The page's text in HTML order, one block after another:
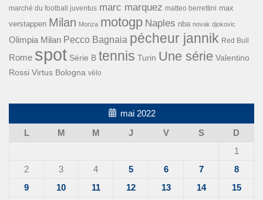
marché du football juventus marc marquez matteo berrettini max
verstappen Milan Monza motogp Naples nba novak djokovic
Olimpia Milan Pecco Bagnaia pécheur jannik Red Bull
Rome spot Série B tennis Turin Une série Valentino
Rossi Virtus Bologna vélo
mai 2022
L
M M J V S
D
1
2
3 4 5 6 7
8
9
10 11 12 13 14
15